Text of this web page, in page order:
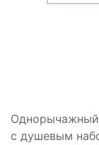
Однорычажный
с душевым